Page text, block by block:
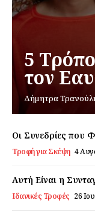
Daily
5
τον
Δήμητρα
Οι Συνεδρίες που
Τροφή για Σκέψη 4
Αυτή Είναι η
Ιδανικές Τροφές 26